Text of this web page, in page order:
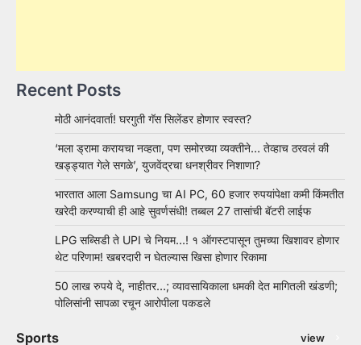
Recent Posts
मोठी आनंदवार्ता! घरगुती गॅस सिलेंडर होणार स्वस्त?
‘मला ड्रामा करायचा नव्हता, पण समोरच्या व्यक्तीने… तेव्हाच ठरवलं की
खड्ड्यात गेले सगळे’, युजवेंद्रचा धनश्रीवर निशाणा?
भारतात आला Samsung चा AI PC, 60 हजार रुपयांपेक्षा कमी किंमतीत
खरेदी करण्याची ही आहे सुवर्णसंधी! तब्बल 27 तासांची बॅटरी लाईफ
LPG सब्सिडी ते UPI चे नियम…! १ ऑगस्टपासून तुमच्या खिशावर होणार
थेट परिणाम! खबरदारी न घेतल्यास खिसा होणार रिकामा
50 लाख रुपये दे, नाहीतर…; व्यावसायिकाला धमकी देत मागितली खंडणी;
पोलिसांनी सापळा रचून आरोपीला पकडले
Sports view